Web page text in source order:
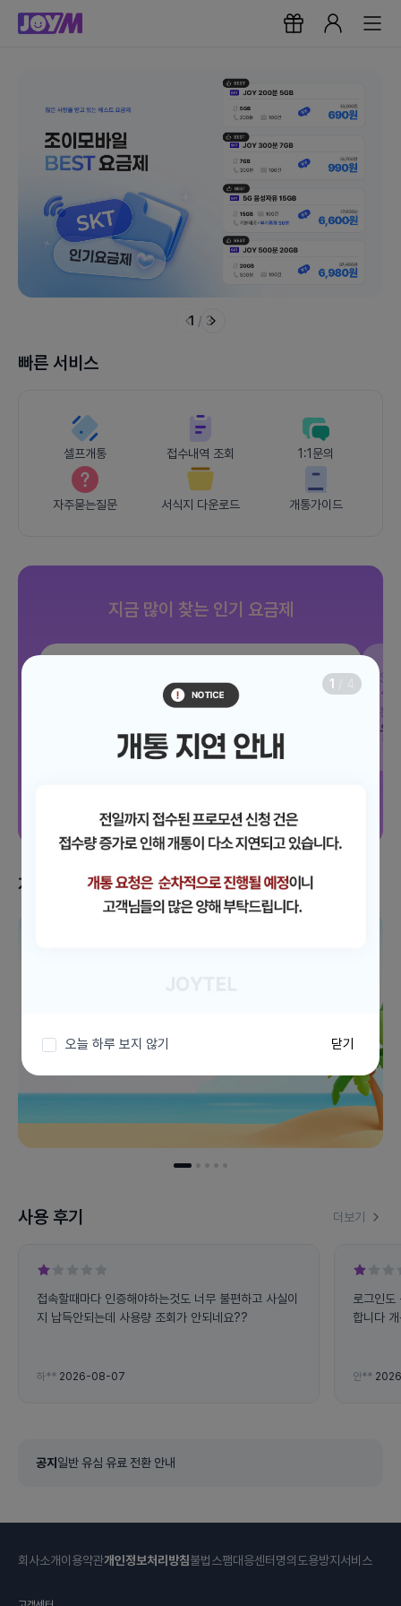
1 / 3
빠른 서비스
셀프개통 접수내역 조회 1:1문의
자주묻는질문 서식지 다운로드 개통가이드
지금 많이 찾는 인기 요금제
조이 음성자유 7GB
문자 100건
월 3,300원/ 평생할인
통
사용 후기 더보기
접속할때마다 인증해야하는것도 너무 불편하고 사실이
지 납득안되는데 사용량 조회가 안되네요??
하** 2026-08-07
로그인도 문자인증해야하고 사용량도 못보고 너무불편
합니다
안**
지금 받을 수 있는 혜택 이벤트 더보기
공지 일반 유심 유료 전환 안내
회사소개이용약관개인정보처리방침불법스팸대응센터 명의도용방지서비스
오늘 하루 보지 않기 닫기
1